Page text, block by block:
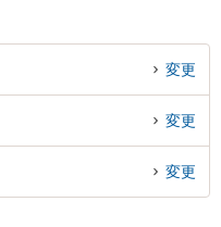
変更
変更
変更